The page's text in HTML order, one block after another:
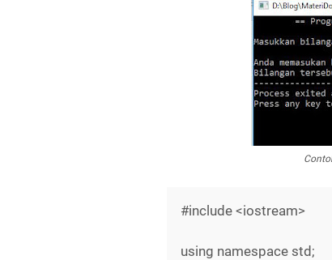
#include <iostream>
using namespace std;